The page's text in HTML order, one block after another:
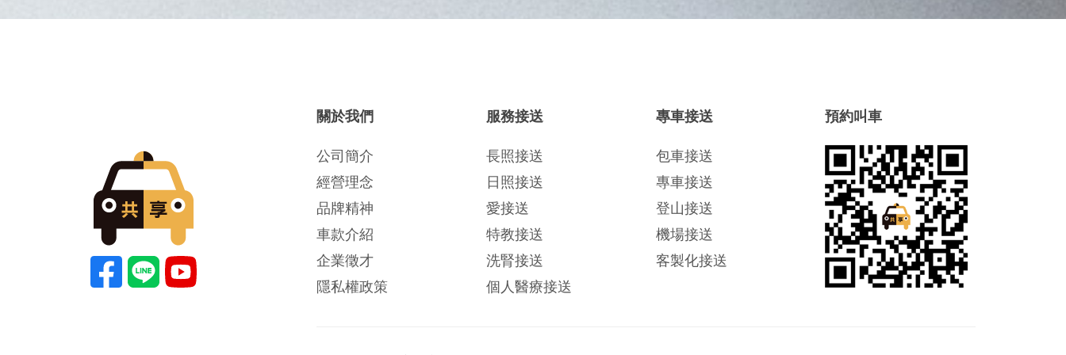
關於我們
公司簡介
經營理念
品牌精神
車款介紹
企業徵才
隱私權政策
服務接送
長照接送
日照接送
愛接送
特教接送
洗腎接送
個人醫療接送
專車接送
包車接送
專車接送
登山接送
機場接送
客製化接送
預約叫車